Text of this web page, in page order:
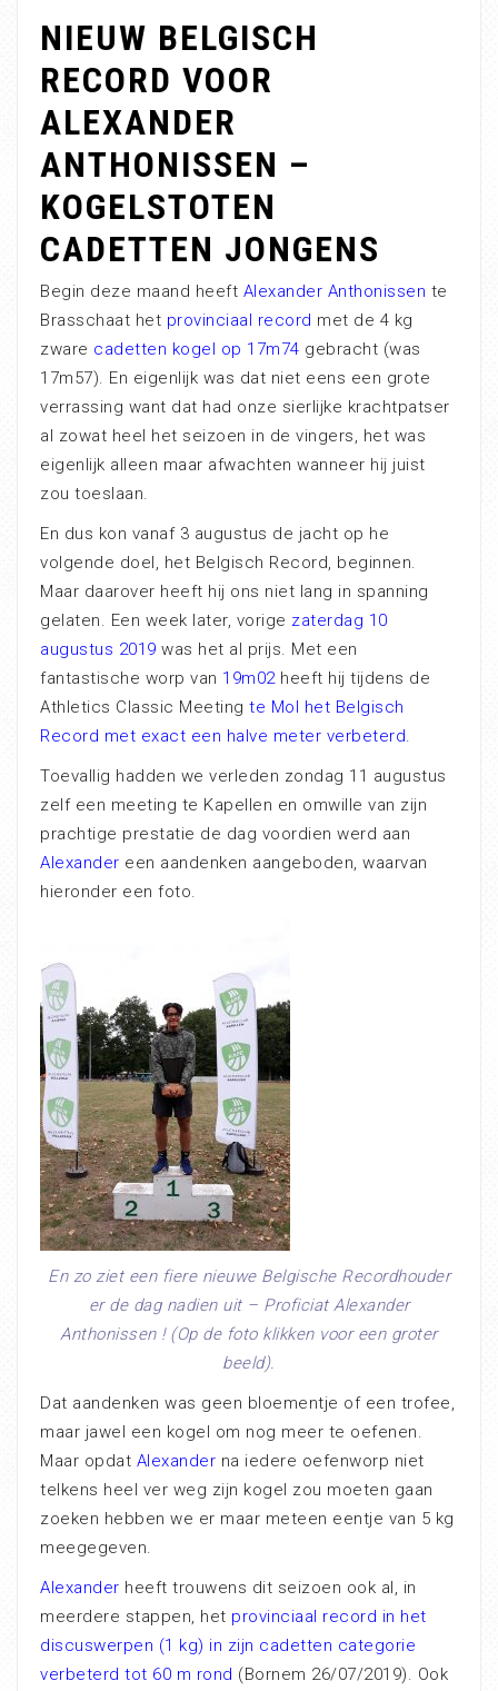
NIEUW BELGISCH
RECORD VOOR
ALEXANDER
ANTHONISSEN –
KOGELSTOTEN
CADETTEN JONGENS
Begin deze maand heeft Alexander Anthonissen te
Brasschaat het provinciaal record met de 4 kg
zware cadetten kogel op 17m74 gebracht (was
17m57). En eigenlijk was dat niet eens een grote
verrassing want dat had onze sierlijke krachtpatser
al zowat heel het seizoen in de vingers, het was
eigenlijk alleen maar afwachten wanneer hij juist
zou toeslaan.
En dus kon vanaf 3 augustus de jacht op he
volgende doel, het Belgisch Record, beginnen.
Maar daarover heeft hij ons niet lang in spanning
gelaten. Een week later, vorige zaterdag 10
augustus 2019 was het al prijs. Met een
fantastische worp van 19m02heeft hij tijdens de
Athletics Classic Meeting te Mol het Belgisch
Record met exact een halve meter verbeterd.
Toevallig hadden we verleden zondag 11 augustus
zelf een meeting te Kapellen en omwille van zijn
prachtige prestatie de dag voordien werd aan
Alexander een aandenken aangeboden, waarvan
hieronder een foto.
En zo ziet een fiere nieuwe Belgische Recordhouder
er de dag nadien uit – Proficiat Alexander
Anthonissen ! (Op de foto klikken voor een groter
beeld).
Dat aandenken was geen bloementje of een trofee,
maar jawel een kogel om nog meer te oefenen.
Maar opdat Alexander na iedere oefenworp niet
telkens heel ver weg zijn kogel zou moeten gaan
zoeken hebben we er maar meteen eentje van 5 kg
meegegeven.
Alexander heeft trouwens dit seizoen ook al, in
meerdere stappen, het provinciaal record in het
discuswerpen (1 kg) in zijn cadetten categorie
verbeterd tot 60 m rond (Bornem 26/07/2019). Ook